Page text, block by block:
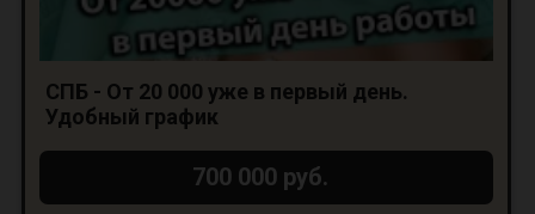
СПБ - От 20 000 уже в первый день.
Удобный график
700 000 руб.